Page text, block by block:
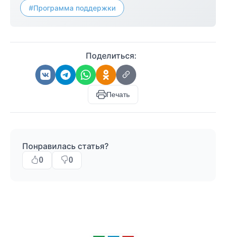
#Программа поддержки
Поделиться:
Печать
Понравилась статья?
0 0